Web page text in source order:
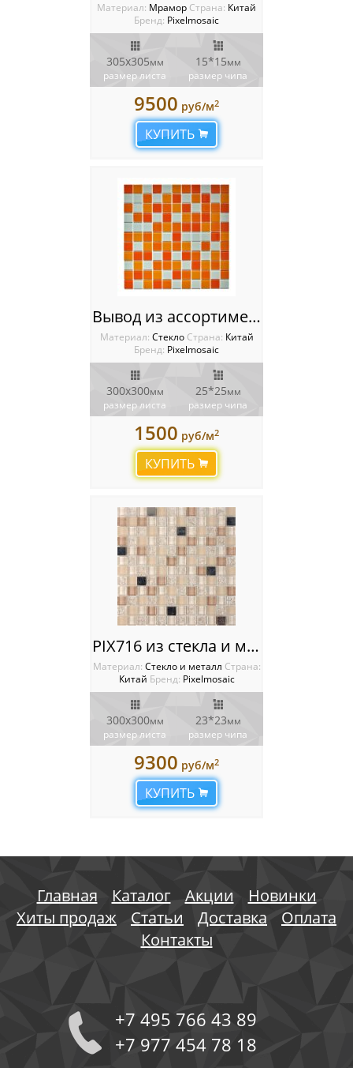
Материал: Мрамор Cтрана: Китай
Бренд: Pixelmosaic
305х305мм
размер листа
15*15мм
размер чипа
9500 руб/м2
КУПИТЬ
Вывод из ассортимента PIX010 из стекла, чип 25х25 мм, сетка 300х300х4 мм
Материал: Стекло Cтрана: Китай
Бренд: Pixelmosaic
300х300мм
размер листа
25*25мм
размер чипа
1500 руб/м2
КУПИТЬ
PIX716 из стекла и металла, чип 23x23 мм, сетка 300х300x8 мм
Материал: Стекло и металл Cтрана:
Китай Бренд: Pixelmosaic
300х300мм
размер листа
23*23мм
размер чипа
9300 руб/м2
КУПИТЬ
Главная Каталог Акции
Новинки
Хиты продаж
Статьи Доставка
Оплата
Контакты
+7 495 766 43 89
+7 977 454 78 18